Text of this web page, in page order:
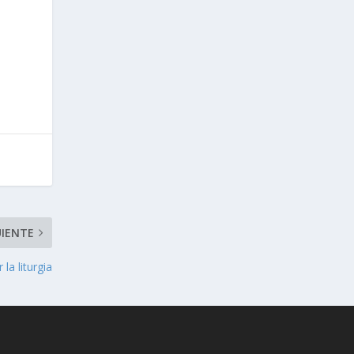
la liturgia